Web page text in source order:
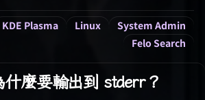
KDE Plasma Linux
System Admin
Felo Search
什麼要輸出到 stderr？